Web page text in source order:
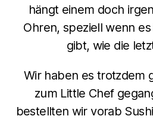
hängt einem doch
Ohren, speziell wenn
gibt, wie die
Wir haben es trotzdem
zum Little Chef
bestellten wir vorab